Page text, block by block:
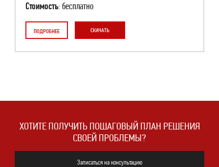
Стоимость: бесплатно
ПОДРОБНЕЕ СКАЧАТЬ
ХОТИТЕ ПОЛУЧИТЬ ПОШАГОВЫЙ ПЛАН РЕШЕНИЯ
СВОЕЙ ПРОБЛЕМЫ?
Записаться на консультацию